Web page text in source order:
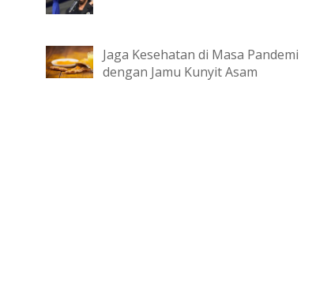
Jaga Kesehatan di Masa Pandemi
dengan Jamu Kunyit Asam